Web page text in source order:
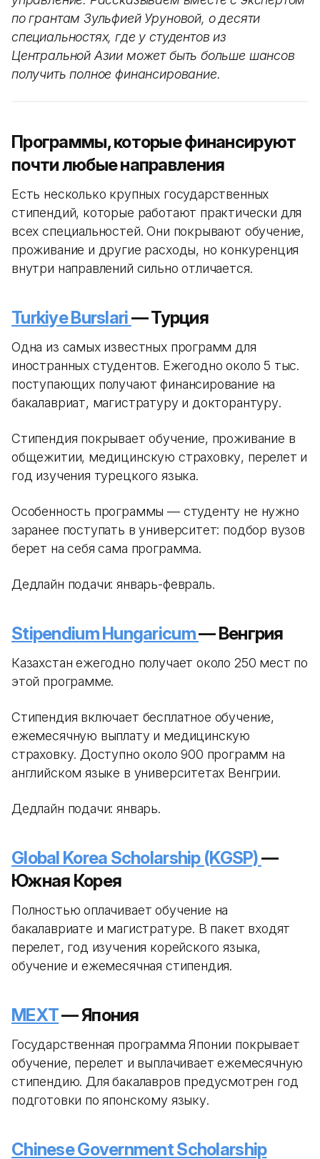
по грантам Зульфией Уруновой, о десяти
специальностях, где у студентов из
Центральной Азии может быть больше шансов
получить полное финансирование.
Программы, которые финансируют
почти любые направления
Есть несколько крупных государственных
стипендий, которые работают практически для
всех специальностей. Они покрывают обучение,
проживание и другие расходы, но конкуренция
внутри направлений сильно отличается.
Turkiye Burslari— Турция
Одна из самых известных программ для
иностранных студентов. Ежегодно около 5 тыс.
поступающих получают финансирование на
бакалавриат, магистратуру и докторантуру.
Стипендия покрывает обучение, проживание в
общежитии, медицинскую страховку, перелет и
год изучения турецкого языка.
Особенность программы — студенту не нужно
заранее поступать в университет: подбор вузов
берет на себя сама программа.
Дедлайн подачи: январь-февраль.
Stipendium Hungaricum— Венгрия
Казахстан ежегодно получает около 250 мест по
этой программе.
Стипендия включает бесплатное обучение,
ежемесячную выплату и медицинскую
страховку. Доступно около 900 программ на
английском языке в университетах Венгрии.
Дедлайн подачи: январь.
Global Korea Scholarship (KGSP)—
Южная Корея
Полностью оплачивает обучение на
бакалавриате и магистратуре. В пакет входят
перелет, год изучения корейского языка,
обучение и ежемесячная стипендия.
MEXT— Япония
Государственная программа Японии покрывает
обучение, перелет и выплачивает ежемесячную
стипендию. Для бакалавров предусмотрен год
подготовки по японскому языку.
Chinese Government Scholarship